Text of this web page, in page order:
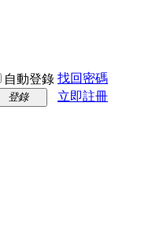
自動登錄 找回密碼
登錄 立即註冊